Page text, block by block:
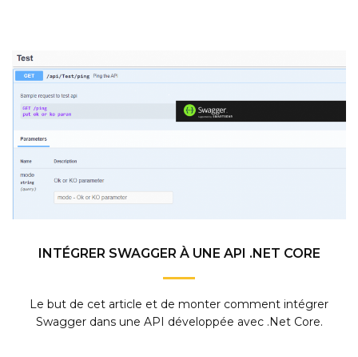
INTÉGRER SWAGGER À UNE API .NET CORE
Le but de cet article et de monter comment intégrer
Swagger dans une API développée avec .Net Core.